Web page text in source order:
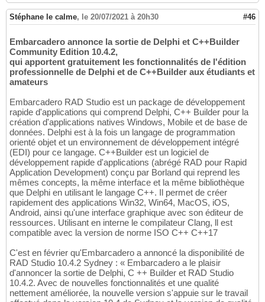
Stéphane le calme, le 20/07/2021 à 20h30 #46
Embarcadero annonce la sortie de Delphi et C++Builder
Community Edition 10.4.2,
qui apportent gratuitement les fonctionnalités de l'édition
professionnelle de Delphi et de C++Builder aux étudiants et
amateurs
Embarcadero RAD Studio est un package de développement
rapide d'applications qui comprend Delphi, C++ Builder pour la
création d'applications natives Windows, Mobile et de base de
données. Delphi est à la fois un langage de programmation
orienté objet et un environnement de développement intégré
(EDI) pour ce langage. C++Builder est un logiciel de
développement rapide d'applications (abrégé RAD pour Rapid
Application Development) conçu par Borland qui reprend les
mêmes concepts, la même interface et la même bibliothèque
que Delphi en utilisant le langage C++. Il permet de créer
rapidement des applications Win32, Win64, MacOS, iOS,
Android, ainsi qu'une interface graphique avec son éditeur de
ressources. Utilisant en interne le compilateur Clang, ll est
compatible avec la version de norme ISO C++ C++17
C'est en février qu'Embarcadero a annoncé la disponibilité de
RAD Studio 10.4.2 Sydney : « Embarcadero a le plaisir
d'annoncer la sortie de Delphi, C ++ Builder et RAD Studio
10.4.2. Avec de nouvelles fonctionnalités et une qualité
nettement améliorée, la nouvelle version s'appuie sur le travail